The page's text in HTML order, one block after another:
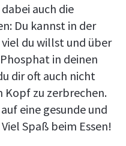
auch die
Du kannst in der
du willst und über
in deinen
dir oft auch nicht
Kopf zu zerbrechen.
eine gesunde und
Spaß beim Essen!